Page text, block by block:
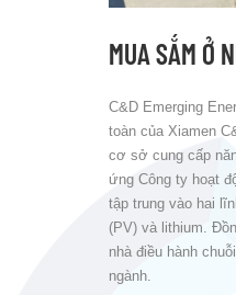
MUA SẮM Ở
C&D Emerging
toàn của Xiamen
cơ sở cung cấp
ứng Công ty hoạt
tập trung vào hai
(PV) và lithium.
nhà điều hành
ngành.